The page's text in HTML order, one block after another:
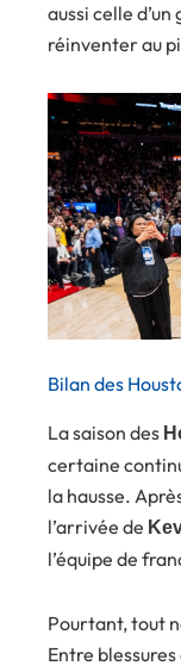
aussi celle
réinventer au
Bilan des
La saison des
certaine
la hausse.
l’arrivée de
l’équipe de
Pourtant, tout
Entre